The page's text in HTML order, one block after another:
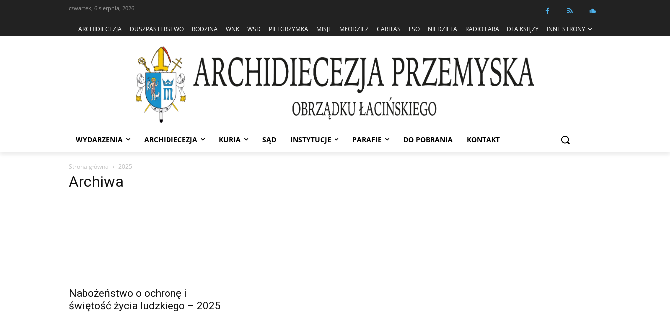
czwartek, 6 sierpnia, 2026
ARCHIDIECEZJA DUSZPASTERSTWO RODZINA WNK WSD PIELGRZYMKA MISJE MŁODZIEŻ CARITAS LSO NIEDZIELA RADIO FARA DLA KSIĘŻY INNE STRONY
WYDARZENIA ARCHIDIECEZJA KURIA SĄD INSTYTUCJE PARAFIE DO POBRANIA KONTAKT
Strona główna 2025
Archiwa
Nabożeństwo o ochronę i
świętość życia ludzkiego – 2025